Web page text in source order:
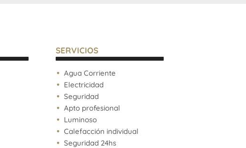
SERVICIOS
Agua Corriente
Electricidad
Seguridad
Apto profesional
Luminoso
Calefacción individual
Seguridad 24hs